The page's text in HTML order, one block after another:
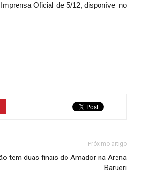
Oficial de 5/12, disponível no
Próximo artigo
tem duas finais do Amador na Arena
Barueri